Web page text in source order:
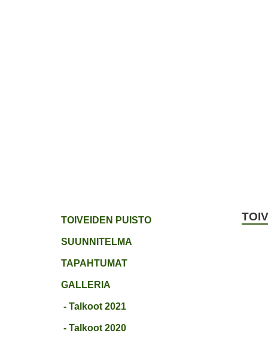
TOIVEIDEN PUISTO
SUUNNITELMA
TAPAHTUMAT
GALLERIA
- Talkoot 2021
- Talkoot 2020